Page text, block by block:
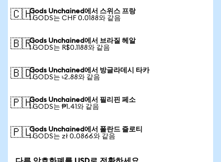
🇨🇭Gods Unchained에서 스위스 프랑
1 GODS는 CHF 0.0188와 같음
🇧🇷Gods Unchained에서 브라질 헤알
1 GODS는 R$0.1188와 같음
🇧🇩Gods Unchained에서 방글라데시 타카
1 GODS는 ৳2.88와 같음
🇵🇭Gods Unchained에서 필리핀 페소
1 GODS는 ₱1.41와 같음
🇵🇱Gods Unchained에서 폴란드 즐로티
1 GODS는 zł 0.0866와 같음